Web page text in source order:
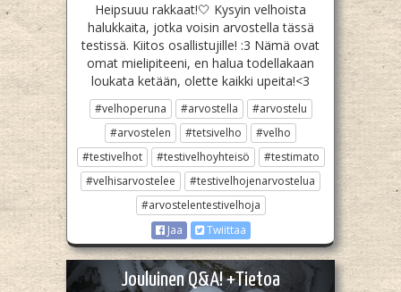
Heipsuuu rakkaat!🤍 Kysyin velhoista
halukkaita, jotka voisin arvostella tässä
testissä. Kiitos osallistujille! :3 Nämä ovat
omat mielipiteeni, en halua todellakaan
loukata ketään, olette kaikki upeita!<3
#velhoperuna #arvostella
#arvostelu
#arvostelen
#tetsivelho
#velho
#testivelhot
#testivelhoyhteisö
#testimato
#velhisarvostelee
#testivelhojenarvostelua
#arvostelentestivelhoja
Jaa
Twiittaa
Jouluinen Q&A! +Tietoa